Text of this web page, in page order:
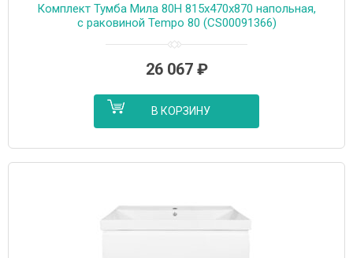
Комплект Тумба Мила 80Н 815х470х870 напольная,
с раковиной Tempo 80 (CS00091366)
26 067 ₽
В КОРЗИНУ